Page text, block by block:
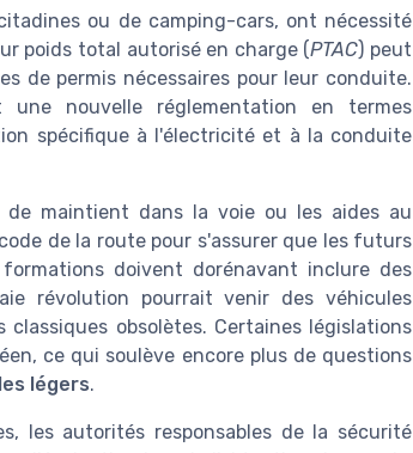
ou de camping-cars, ont nécessité
poids total autorisé en charge (PTAC) peut
de permis nécessaires pour leur conduite.
une nouvelle réglementation en termes
spécifique à l'électricité et à la conduite
de maintient dans la voie ou les aides au
de la route pour s'assurer que les futurs
doivent dorénavant inclure des
révolution pourrait venir des véhicules
obsolètes. Certaines législations
ce qui soulève encore plus de questions
légers.
les autorités responsables de la sécurité